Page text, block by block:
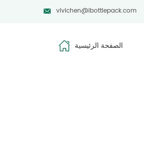
vivichen@ibottlepack.com
الصفحة الرئيسية